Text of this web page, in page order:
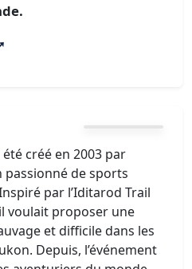
créé en 2003 par
passionné de sports
par l’Iditarod Trail
voulait proposer une
et difficile dans les
Depuis, l’événement